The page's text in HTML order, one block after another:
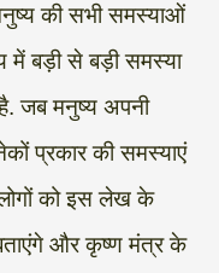
की सभी समस्याओं
में बड़ी से बड़ी समस्या
जब मनुष्य अपनी
प्रकार की समस्याएं
को इस लेख के
और कृष्ण मंत्र के